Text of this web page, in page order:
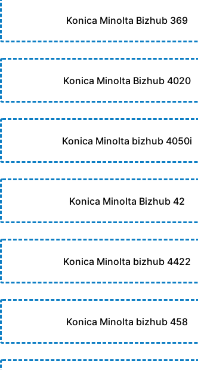
Konica Minolta Bizhub 369
Konica Minolta Bizhub 4020
Konica Minolta bizhub 4050i
Konica Minolta Bizhub 42
Konica Minolta bizhub 4422
Konica Minolta bizhub 458